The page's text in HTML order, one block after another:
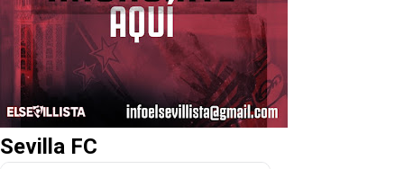
Sevilla FC